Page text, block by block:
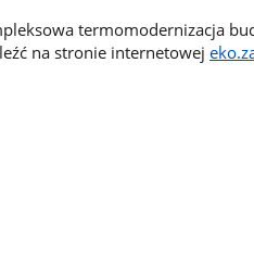
termomodernizacja
na stronie internetowej